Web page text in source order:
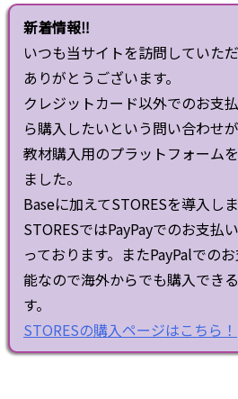
新着情報‼
いつも当サイトを訪問していた
ありがとうございます。
クレジットカード以外でのお支
ら購入したいという問い合わせが
教材購入用のプラットフォーム
ました。
Baseに加えてSTORESを導入しま
STORESではPayPayでのお支払
っております。またPayPalでの
能なので海外からでも購入でき
す。
STORESの購入ページはこちら！